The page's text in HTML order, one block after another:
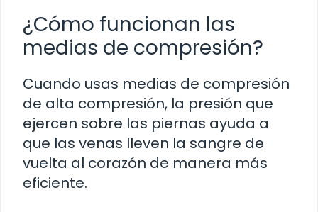
¿Cómo funcionan las
medias de compresión?
Cuando usas medias de compresión
de alta compresión, la presión que
ejercen sobre las piernas ayuda a
que las venas lleven la sangre de
vuelta al corazón de manera más
eficiente.